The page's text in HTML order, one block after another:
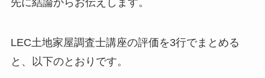
先に結論からお伝えします。
LEC土地家屋調査士講座の評価を3行でまとめる
と、以下のとおりです。